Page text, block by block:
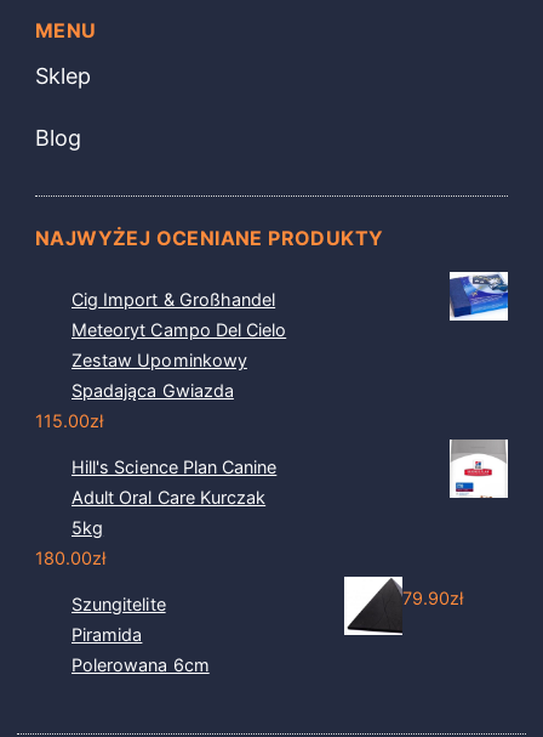
MENU
Sklep
Blog
NAJWYŻEJ OCENIANE PRODUKTY
Cig Import & Großhandel
Meteoryt Campo Del Cielo
Zestaw Upominkowy
Spadająca Gwiazda
115.00zł
Hill's Science Plan Canine
Adult Oral Care Kurczak
5kg
180.00zł
Szungitelite
Piramida
Polerowana 6cm
79.90zł